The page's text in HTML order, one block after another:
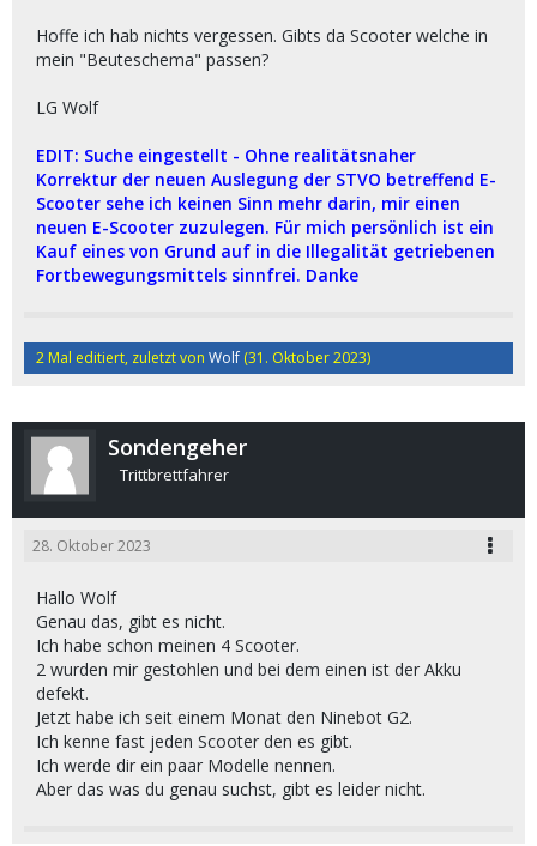
Hoffe ich hab nichts vergessen. Gibts da Scooter welche in
mein "Beuteschema" passen?
LG Wolf
EDIT: Suche eingestellt - Ohne realitätsnaher
Korrektur der neuen Auslegung der STVO betreffend E-
Scooter sehe ich keinen Sinn mehr darin, mir einen
neuen E-Scooter zuzulegen. Für mich persönlich ist ein
Kauf eines von Grund auf in die Illegalität getriebenen
Fortbewegungsmittels sinnfrei. Danke
2 Mal editiert, zuletzt von Wolf (31. Oktober 2023)
Sondengeher
Trittbrettfahrer
28. Oktober 2023
Hallo Wolf
Genau das, gibt es nicht.
Ich habe schon meinen 4 Scooter.
2 wurden mir gestohlen und bei dem einen ist der Akku
defekt.
Jetzt habe ich seit einem Monat den Ninebot G2.
Ich kenne fast jeden Scooter den es gibt.
Ich werde dir ein paar Modelle nennen.
Aber das was du genau suchst, gibt es leider nicht.